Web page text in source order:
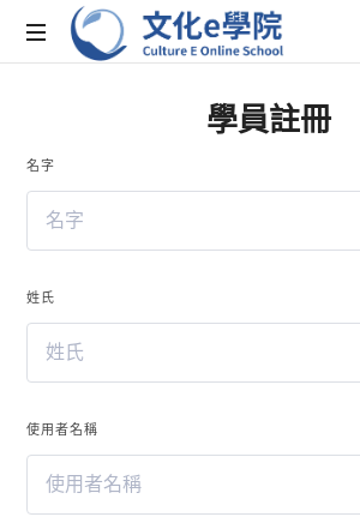
文
學
Culture
E
Online
School
院
是
您
台
灣
文
的
線
上
平
學員註冊
名字
姓氏
使用者名稱